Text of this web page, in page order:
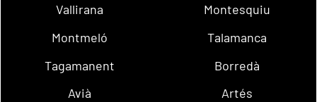
Vallirana
Montesquiu
Montmeló
Talamanca
Tagamanent
Borredà
Avià
Artés